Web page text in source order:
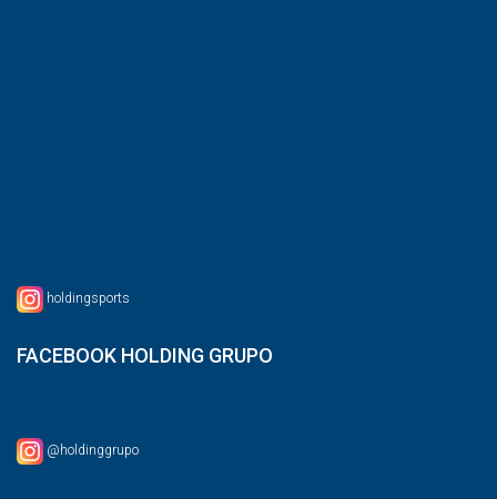
holdingsports
FACEBOOK HOLDING GRUPO
@holdinggrupo